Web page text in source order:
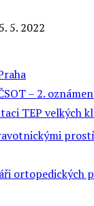
5. 5. 2022
– 2.
TEP velkých
ortopedických